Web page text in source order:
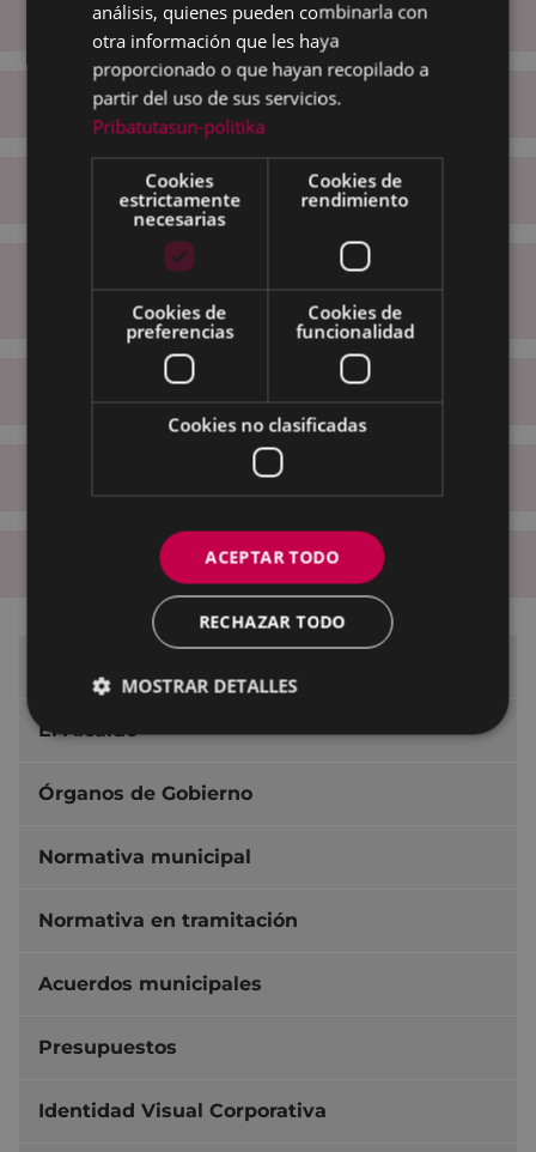
Servicios
Compromisos
Derechos de las personas usuarias
Obligaciones de las personas
usuarias
Maneras de participación ciudadana
Normativas y leyes
Encuesta de valoración
El Alcalde
Órganos de Gobierno
Normativa municipal
Normativa en tramitación
Acuerdos municipales
Presupuestos
Identidad Visual Corporativa
análisis, quienes pueden combinarla con
otra información que les haya
proporcionado o que hayan recopilado a
partir del uso de sus servicios.
Pribatutasun-politika
Cookies
estrictamente
necesarias
Cookies de
rendimiento
Cookies de
preferencias
Cookies de
funcionalidad
Cookies no clasificadas
ACEPTAR TODO
RECHAZAR TODO
MOSTRAR DETALLES